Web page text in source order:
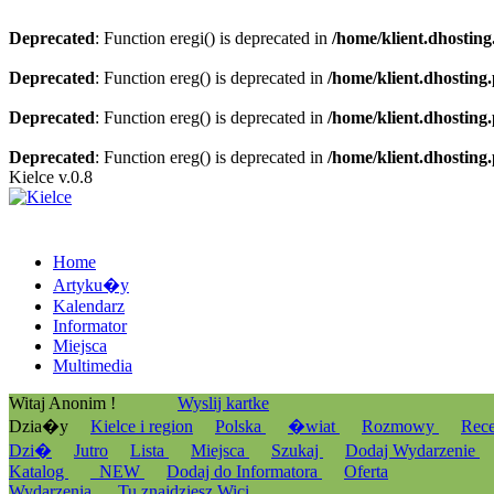
Deprecated: Function eregi() is deprecated in /home/
Deprecated: Function ereg() is deprecated in /home/
Deprecated: Function ereg() is deprecated in /home/
Deprecated: Function ereg() is deprecated in /home/
Kielce v.0.8
Home
Artyku�y
Kalendarz
Informator
Miejsca
Multimedia
Witaj Anonim !
Wyslij kartke
Dzia�y
Kielce i region Polska �wiat Rozmowy
Dzi�
Jutro Lista Miejsca Szukaj Dodaj Wydarzenie
Katalog
_NEW Dodaj do Informatora
Oferta